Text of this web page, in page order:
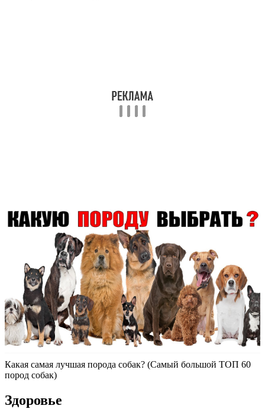
Какая самая лучшая порода собак? (Самый большой ТОП 60
пород собак)
Здоровье